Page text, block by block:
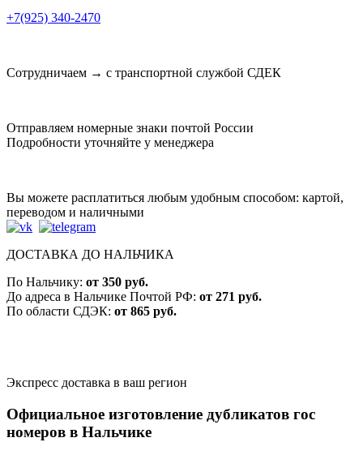
+7(925) 340-2470
Сотрудничаем → с транспортной службой СДЕК
Отправляем номерные знаки почтой России
Подробности уточняйте у менеджера
Вы можете расплатиться любым удобным способом: картой,
переводом и наличными
ДОСТАВКА ДО НАЛЬЧИКА
По Нальчику: от 350 руб.
До адреса в Нальчике Почтой РФ: от 271 руб.
По области СДЭК: от 865 руб.
Экспресс доставка в ваш регион
Официальное изготовление дубликатов гос
номеров в Нальчике